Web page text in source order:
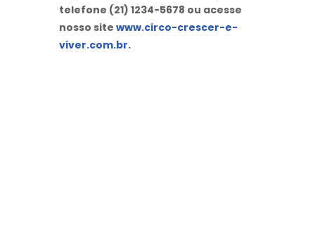
telefone (21) 1234-5678 ou acesse
nosso site www.circo-crescer-e-
viver.com.br.